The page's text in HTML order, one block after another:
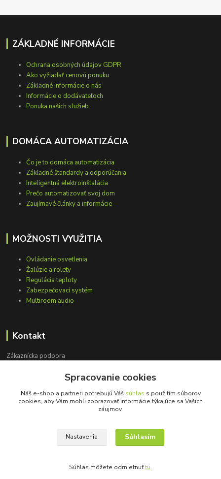
ZÁKLADNÉ INFORMÁCIE
Ochrana osobných údajov GDPR
Ako vyžiadať cenovú ponuku
Základné informácie o nás
Informácie o dodávateľoch
Ponuka našich služieb
DOMÁCA AUTOMATIZÁCIA
Čo je to domáca automatizácia
Základné štandardy a odporúčania
Inteligentná elektroinštalácia
Prečo automatizovať svoj dom
Zaujímavé články a informácie
MOŽNOSTI VYUŽITIA
Ovládanie osvetlenia
Žalúzie a rolety
Regulácia teploty
Zabezpečovací systém
Multiroom audio
Kontakt
Zákaznícka podpora
info@loxprofi.sk
©2018-2024 LOXprofi - všetky práva vyhradené
Spracovanie cookies
Náš e-shop a partneri potrebujú Váš súhlas s použitím súborov
cookies, aby Vám mohli zobrazovať informácie týkajúce sa Vašich
záujmov.
Nastavenia Súhlasím
Súhlas môžete odmietnuťtu.